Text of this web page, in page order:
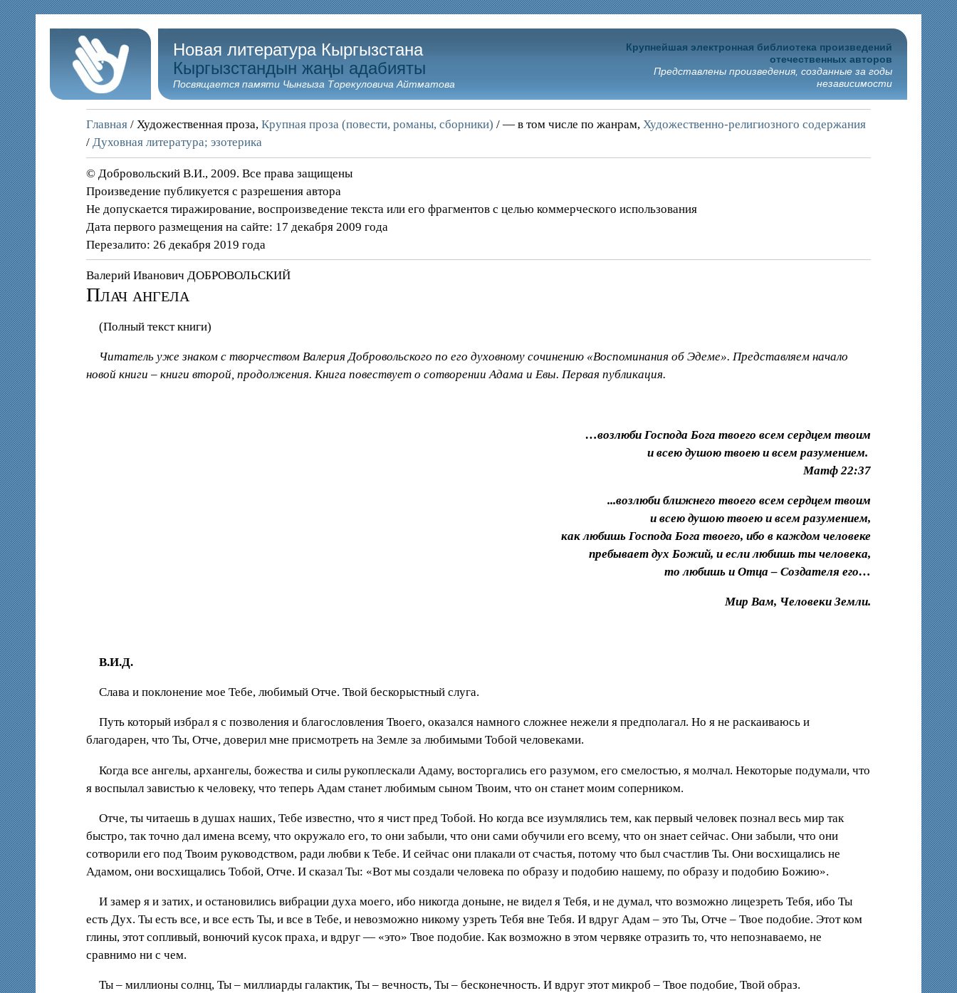
Новая литература Кыргызстана
Кыргызстандын жаңы адабияты
Посвящается памяти Чынгыза Торекуловича Айтматова
Крупнейшая электронная библиотека произведений
отечественных авторов
Представлены произведения, созданные за годы
независимости
Главная / Художественная проза,Крупная проза (повести, романы, сборники) / — в том числе по жанрам,Художественно-религиозного содержания
/Духовная литература; эзотерика
© Добровольский В.И., 2009. Все права защищены
Произведение публикуется с разрешения автора
Не допускается тиражирование, воспроизведение текста или его фрагментов с целью коммерческого использования
Дата первого размещения на сайте: 17 декабря 2009 года
Перезалито: 26 декабря 2019 года
Валерий Иванович ДОБРОВОЛЬСКИЙ
Плач ангела
(Полный текст книги)
Читатель уже знаком с творчеством Валерия Добровольского по его духовному сочинению «Воспоминания об Эдеме». Представляем начало
новой книги – книги второй, продолжения. Книга повествует о сотворении Адама и Евы. Первая публикация.
…возлюби Господа Бога твоего всем сердцем твоим
и всею душою твоею и всем разумением.
Матф 22:37
...возлюби ближнего твоего всем сердцем твоим
и всею душою твоею и всем разумением,
как любишь Господа Бога твоего, ибо в каждом человеке
пребывает дух Божий, и если любишь ты человека,
то любишь и Отца – Создателя его…
Мир Вам, Человеки Земли.
В.И.Д.
Слава и поклонение мое Тебе, любимый Отче. Твой бескорыстный слуга.
Путь который избрал я с позволения и благословления Твоего, оказался намного сложнее нежели я предполагал. Но я не раскаиваюсь и
благодарен, что Ты, Отче, доверил мне присмотреть на Земле за любимыми Тобой человеками.
Когда все ангелы, архангелы, божества и силы рукоплескали Адаму, восторгались его разумом, его смелостью, я молчал. Некоторые подумали, что
я воспылал завистью к человеку, что теперь Адам станет любимым сыном Твоим, что он станет моим соперником.
Отче, ты читаешь в душах наших, Тебе известно, что я чист пред Тобой. Но когда все изумлялись тем, как первый человек познал весь мир так
быстро, так точно дал имена всему, что окружало его, то они забыли, что они сами обучили его всему, что он знает сейчас. Они забыли, что они
сотворили его под Твоим руководством, ради любви к Тебе. И сейчас они плакали от счастья, потому что был счастлив Ты. Они восхищались не
Адамом, они восхищались Тобой, Отче. И сказал Ты: «Вот мы создали человека по образу и подобию нашему, по образу и подобию Божию».
И замер я и затих, и остановились вибрации духа моего, ибо никогда доныне, не видел я Тебя, и не думал, что возможно лицезреть Тебя, ибо Ты
есть Дух. Ты есть все, и все есть Ты, и все в Тебе, и невозможно никому узреть Тебя вне Тебя. И вдруг Адам – это Ты, Отче – Твое подобие. Этот ком
глины, этот сопливый, вонючий кусок праха, и вдруг — «это» Твое подобие. Как возможно в этом червяке отразить то, что непознаваемо, не
сравнимо ни с чем.
Ты – миллионы солнц, Ты – миллиарды галактик, Ты – вечность, Ты – бесконечность. И вдруг этот микроб – Твое подобие, Твой образ.